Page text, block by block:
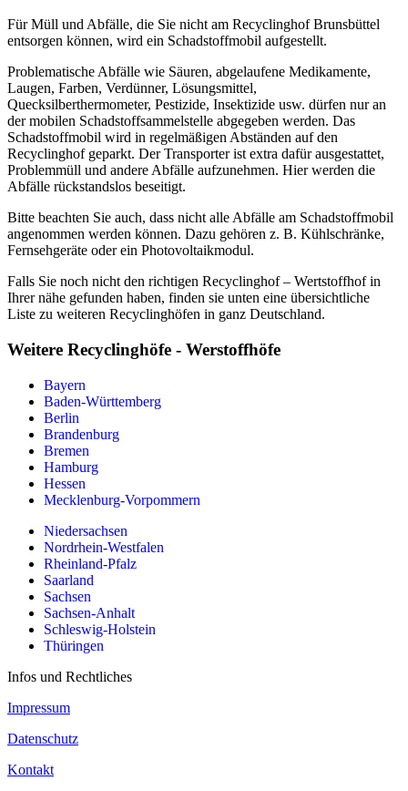
Für Müll und Abfälle, die Sie nicht am Recyclinghof Brunsbüttel
entsorgen können, wird ein Schadstoffmobil aufgestellt.
Problematische Abfälle wie Säuren, abgelaufene Medikamente,
Laugen, Farben, Verdünner, Lösungsmittel,
Quecksilberthermometer, Pestizide, Insektizide usw. dürfen nur an
der mobilen Schadstoffsammelstelle abgegeben werden. Das
Schadstoffmobil wird in regelmäßigen Abständen auf den
Recyclinghof geparkt. Der Transporter ist extra dafür ausgestattet,
Problemmüll und andere Abfälle aufzunehmen. Hier werden die
Abfälle rückstandslos beseitigt.
Bitte beachten Sie auch, dass nicht alle Abfälle am Schadstoffmobil
angenommen werden können. Dazu gehören z. B. Kühlschränke,
Fernsehgeräte oder ein Photovoltaikmodul.
Falls Sie noch nicht den richtigen Recyclinghof – Wertstoffhof in
Ihrer nähe gefunden haben, finden sie unten eine übersichtliche
Liste zu weiteren Recyclinghöfen in ganz Deutschland.
Weitere Recyclinghöfe - Werstoffhöfe
Bayern
Baden-Württemberg
Berlin
Brandenburg
Bremen
Hamburg
Hessen
Mecklenburg-Vorpommern
Niedersachsen
Nordrhein-Westfalen
Rheinland-Pfalz
Saarland
Sachsen
Sachsen-Anhalt
Schleswig-Holstein
Thüringen
Infos und Rechtliches
Impressum
Datenschutz
Kontakt